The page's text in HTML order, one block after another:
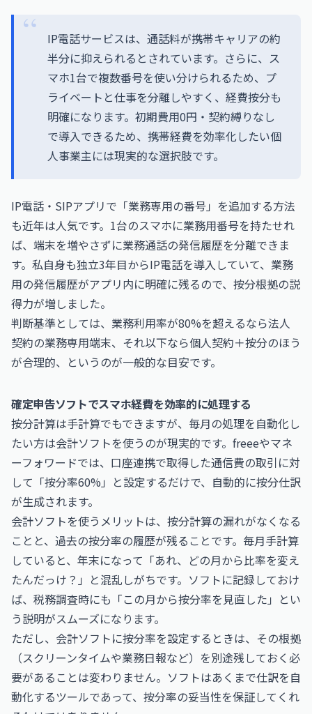
IP電話サービスは、通話料が携帯キャリアの約
半分に抑えられるとされています。さらに、ス
マホ1台で複数番号を使い分けられるため、プ
ライベートと仕事を分離しやすく、経費按分も
明確になります。初期費用0円・契約縛りなし
で導入できるため、携帯経費を効率化したい個
人事業主には現実的な選択肢です。
IP電話・SIPアプリで「業務専用の番号」を追加する方法
も近年は人気です。1台のスマホに業務用番号を持たせれ
ば、端末を増やさずに業務通話の発信履歴を分離できま
す。私自身も独立3年目からIP電話を導入していて、業務
用の発信履歴がアプリ内に明確に残るので、按分根拠の説
得力が増しました。
判断基準としては、業務利用率が80%を超えるなら法人
契約の業務専用端末、それ以下なら個人契約＋按分のほう
が合理的、というのが一般的な目安です。
確定申告ソフトでスマホ経費を効率的に処理する
按分計算は手計算でもできますが、毎月の処理を自動化し
たい方は会計ソフトを使うのが現実的です。 freeeやマネ
ーフォワードでは、口座連携で取得した通信費の取引に対
して「按分率60%」と設定するだけで、自動的に按分仕訳
が生成されます。
会計ソフトを使うメリットは、按分計算の漏れがなくなる
ことと、過去の按分率の履歴が残ることです。毎月手計算
していると、年末になって「あれ、どの月から比率を変え
たんだっけ？」と混乱しがちです。ソフトに記録しておけ
ば、税務調査時にも「この月から按分率を見直した」とい
う説明がスムーズになります。
ただし、会計ソフトに按分率を設定するときは、その根拠
（スクリーンタイムや業務日報など）を別途残しておく必
要があることは変わりません。ソフトはあくまで仕訳を自
動化するツールであって、按分率の妥当性を保証してくれ